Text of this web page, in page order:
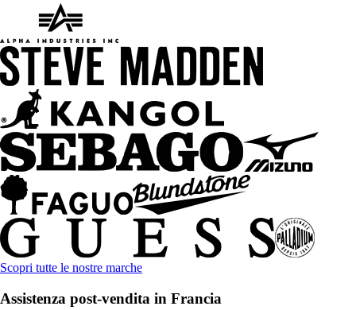
Scopri tutte le nostre marche
Assistenza post-vendita in Francia